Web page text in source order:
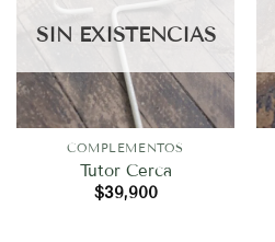
SIN EXISTENCIAS
COMPLEMENTOS
Tutor Cerca
$39,900